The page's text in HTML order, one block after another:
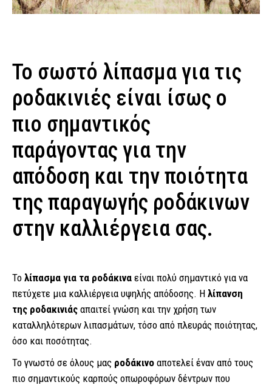
Το σωστό λίπασμα για τις
ροδακινιές είναι ίσως ο
πιο σημαντικός
παράγοντας για την
απόδοση και την ποιότητα
της παραγωγής ροδάκινων
στην καλλιέργεια σας.
Το λίπασμα για τα ροδάκινα είναι πολύ σημαντικό για να
πετύχετε μια καλλιέργεια υψηλής απόδοσης. Η λίπανση
της ροδακινιάς απαιτεί γνώση και την χρήση των
καταλληλότερων λιπασμάτων, τόσο από πλευράς ποιότητας,
όσο και ποσότητας.
Το γνωστό σε όλους μας ροδάκινο αποτελεί έναν από τους
πιο σημαντικούς καρπούς οπωροφόρων δέντρων που